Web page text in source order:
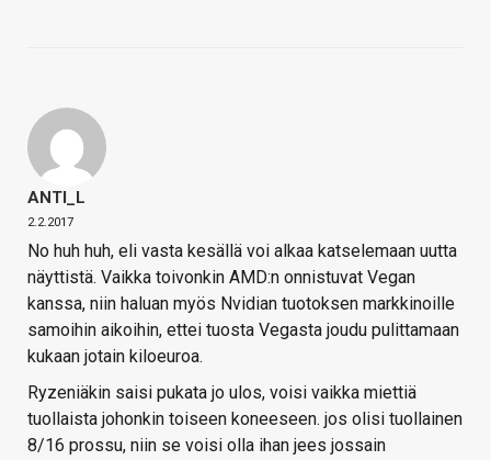
ANTI_L
2.2.2017
No huh huh, eli vasta kesällä voi alkaa katselemaan uutta
näyttistä. Vaikka toivonkin AMD:n onnistuvat Vegan
kanssa, niin haluan myös Nvidian tuotoksen markkinoille
samoihin aikoihin, ettei tuosta Vegasta joudu pulittamaan
kukaan jotain kiloeuroa.
Ryzeniäkin saisi pukata jo ulos, voisi vaikka miettiä
tuollaista johonkin toiseen koneeseen. jos olisi tuollainen
8/16 prossu, niin se voisi olla ihan jees jossain